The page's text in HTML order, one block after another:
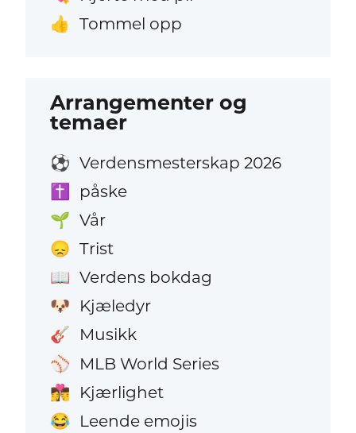
👍 Tommel opp
Arrangementer og
temaer
⚽ Verdensmesterskap 2026
✝️ påske
🌱 Vår
😞 Trist
📖 Verdens bokdag
🐶 Kjæledyr
🎸 Musikk
⚾ MLB World Series
👩‍❤️‍💋‍👨 Kjærlighet
😂 Leende emojis